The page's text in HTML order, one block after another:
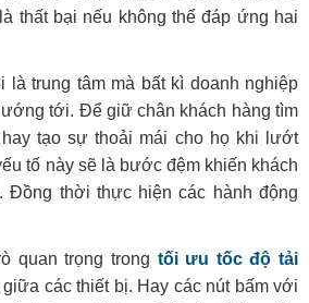
thất bại nếu không thể đáp ứng hai
trung tâm mà bất kì doanh nghiệp
tới. Để giữ chân khách hàng tìm
tạo sự thoải mái cho họ khi lướt
tố này sẽ là bước đệm khiến khách
Đồng thời thực hiện các hành động
quan trọng trong tối ưu tốc độ tải
các thiết bị. Hay các nút bấm với